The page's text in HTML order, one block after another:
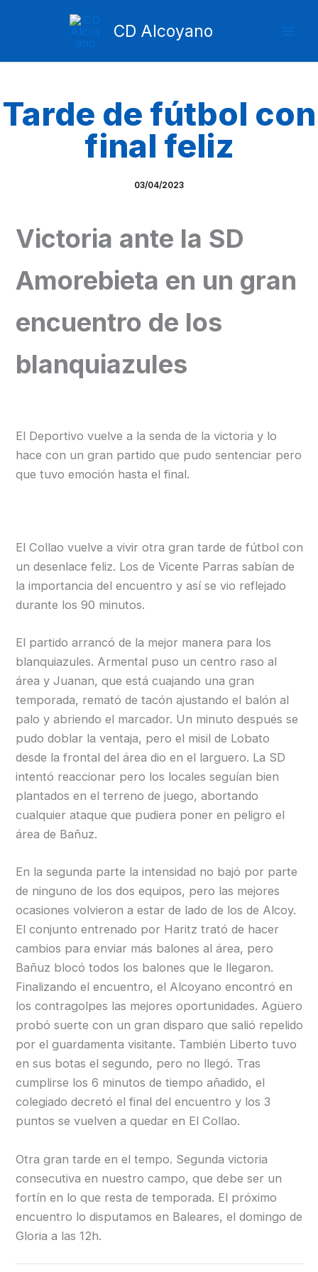
CD Alcoyano
Tarde de fútbol con
final feliz
03/04/2023
Victoria ante la SD
Amorebieta en un gran
encuentro de los
blanquiazules
El Deportivo vuelve a la senda de la victoria y lo
hace con un gran partido que pudo sentenciar pero
que tuvo emoción hasta el final.
El Collao vuelve a vivir otra gran tarde de fútbol con
un desenlace feliz. Los de Vicente Parras sabían de
la importancia del encuentro y así se vio reflejado
durante los 90 minutos.
El partido arrancó de la mejor manera para los
blanquiazules. Armental puso un centro raso al
área y Juanan, que está cuajando una gran
temporada, remató de tacón ajustando el balón al
palo y abriendo el marcador. Un minuto después se
pudo doblar la ventaja, pero el misil de Lobato
desde la frontal del área dio en el larguero. La SD
intentó reaccionar pero los locales seguían bien
plantados en el terreno de juego, abortando
cualquier ataque que pudiera poner en peligro el
área de Bañuz.
En la segunda parte la intensidad no bajó por parte
de ninguno de los dos equipos, pero las mejores
ocasiones volvieron a estar de lado de los de Alcoy.
El conjunto entrenado por Haritz trató de hacer
cambios para enviar más balones al área, pero
Bañuz blocó todos los balones que le llegaron.
Finalizando el encuentro, el Alcoyano encontró en
los contragolpes las mejores oportunidades. Agüero
probó suerte con un gran disparo que salió repelido
por el guardamenta visitante. También Liberto tuvo
en sus botas el segundo, pero no llegó. Tras
cumplirse los 6 minutos de tiempo añadido, el
colegiado decretó el final del encuentro y los 3
puntos se vuelven a quedar en El Collao.
Otra gran tarde en el tempo. Segunda victoria
consecutiva en nuestro campo, que debe ser un
fortín en lo que resta de temporada. El próximo
encuentro lo disputamos en Baleares, el domingo de
Gloria a las 12h.